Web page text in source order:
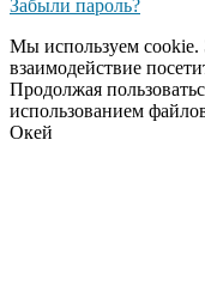
Забыли пароль?
Мы используем cookie.
взаимодействие
Продолжая
использованием
Окей